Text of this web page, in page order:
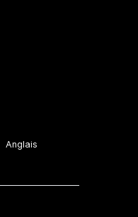
Anglais